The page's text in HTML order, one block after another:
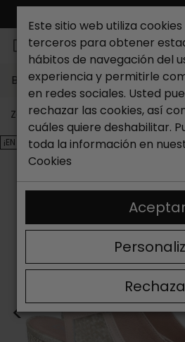
Buscar...
Zapateria Catchalot Outlet
¡EN OFERTA!
<
Este sitio web utiliza
terceros para obtener
hábitos de navegación del
experiencia y permitirle
en redes sociales. Usted
rechazar las cookies, así
cuáles quiere deshabilitar.
toda la información en
Cookies